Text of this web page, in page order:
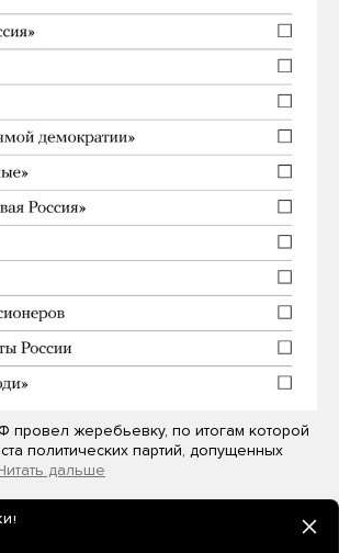
провел жеребьевку, по итогам которой
политических партий, допущенных
дальше